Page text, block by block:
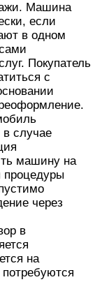
Машина
если
в одном
Покупатель
с
в случае
машину на
процедуры
через
в
на